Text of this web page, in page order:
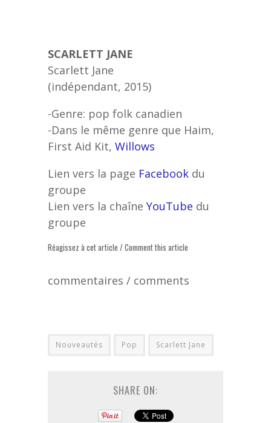
SCARLETT JANE
Scarlett Jane
(indépendant, 2015)
-Genre: pop folk canadien
-Dans le même genre que Haim,
First Aid Kit, Willows
Lien vers la page Facebook du
groupe
Lien vers la chaîne YouTube du
groupe
Réagissez à cet article / Comment this article
commentaires / comments
Nouveautés Pop Scarlett Jane
SHARE ON: